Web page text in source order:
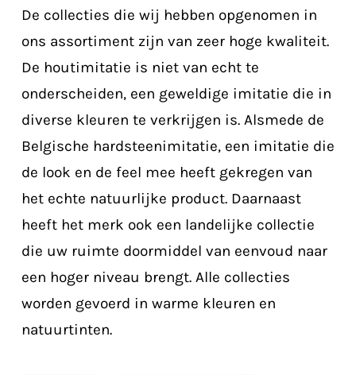
De collecties die wij hebben opgenomen in
ons assortiment zijn van zeer hoge kwaliteit.
De houtimitatie is niet van echt te
onderscheiden, een geweldige imitatie die in
diverse kleuren te verkrijgen is. Alsmede de
Belgische hardsteenimitatie, een imitatie die
de look en de feel mee heeft gekregen van
het echte natuurlijke product. Daarnaast
heeft het merk ook een landelijke collectie
die uw ruimte doormiddel van eenvoud naar
een hoger niveau brengt. Alle collecties
worden gevoerd in warme kleuren en
natuurtinten.